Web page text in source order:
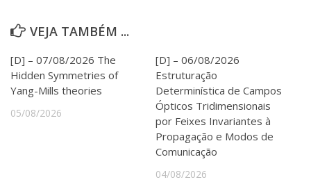
RH, Administrativo e Financeiro
Outros serviços
Comunicação
Assessorias e Mídias
Aplicativos e Sites
Jornal da USP
VEJA TAMBÉM ...
[D] – 07/08/2026 The
Hidden Symmetries of
Yang-Mills theories
05/08/2026
[D] – 06/08/2026
Estruturação
Determinística de Campos
Ópticos Tridimensionais
por Feixes Invariantes à
Propagação e Modos de
Comunicação
04/08/2026